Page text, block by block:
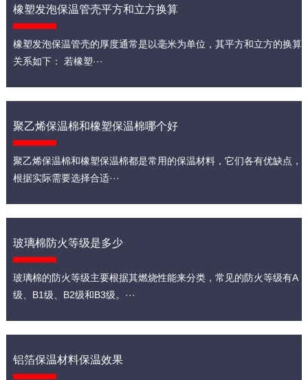
橡塑发泡保温管壳平方和立方换算
橡塑发泡保温管壳的厚度通常是以毫米为单位，其平方和立方的换算
关系如下： 若橡塑···
聚乙烯保温棉和橡塑保温棉哪个好
聚乙烯保温棉和橡塑保温棉都是常用的保温材料，它们各有优缺点，
根据实际需要选择合适···
玻璃棉防火等级是多少
玻璃棉的防火等级主要根据其燃烧性能来分类，常见的防火等级有A
级、B1级、B2级和B3级。···
铝箔保温材料保温效果